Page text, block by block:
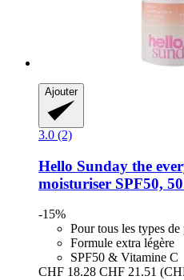
Ajouter
3.0 (2)
Hello Sunday the
moisturiser SPF50,
-15%
Pour tous les types de
Formule extra légère
SPF50 & Vitamine C
CHF 18.28 CHF 21.51